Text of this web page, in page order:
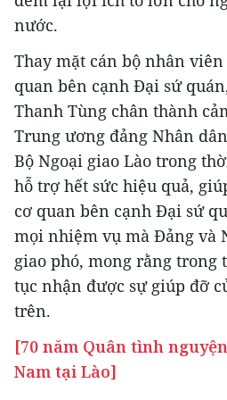
nước.
Thay mặt cán bộ nhân
quan bên cạnh Đại sứ
Thanh Tùng chân thành
Trung ương đảng Nhân
Bộ Ngoại giao Lào trong
hỗ trợ hết sức hiệu quả,
cơ quan bên cạnh Đại sứ
mọi nhiệm vụ mà Đảng và
giao phó, mong rằng trong
tục nhận được sự giúp đỡ
trên.
[70 năm Quân tình
Nam tại Lào]